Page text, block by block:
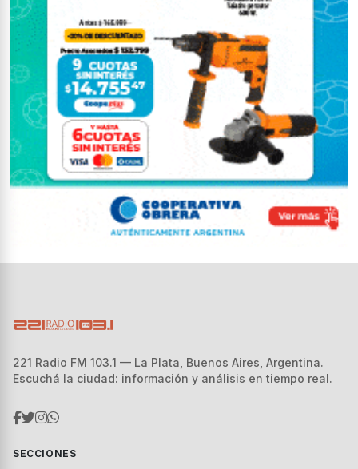
221 Radio FM 103.1 — La Plata, Buenos Aires, Argentina.
Escuchá la ciudad: información y análisis en tiempo real.
SECCIONES